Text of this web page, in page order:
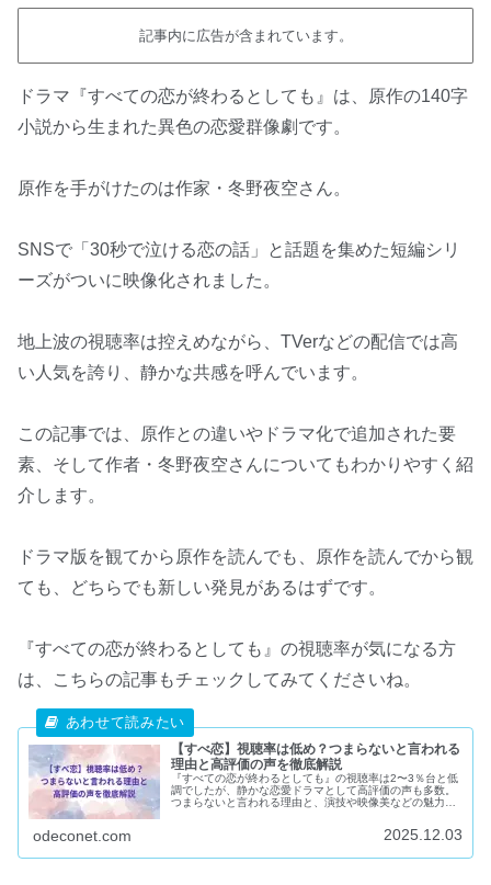
記事内に広告が含まれています。
ドラマ『すべての恋が終わるとしても』は、原作の140字
小説から生まれた異色の恋愛群像劇です。
原作を手がけたのは作家・冬野夜空さん。
SNSで「30秒で泣ける恋の話」と話題を集めた短編シリ
ーズがついに映像化されました。
地上波の視聴率は控えめながら、TVerなどの配信では高
い人気を誇り、静かな共感を呼んでいます。
この記事では、原作との違いやドラマ化で追加された要
素、そして作者・冬野夜空さんについてもわかりやすく紹
介します。
ドラマ版を観てから原作を読んでも、原作を読んでから観
ても、どちらでも新しい発見があるはずです。
『すべての恋が終わるとしても』の視聴率が気になる方
は、こちらの記事もチェックしてみてくださいね。
【すべ恋】視聴率は低め？つまらないと言われる
理由と高評価の声を徹底解説
『すべての恋が終わるとしても』の視聴率は2〜3％台と低
調でしたが、静かな恋愛ドラマとして高評価の声も多数。
つまらないと言われる理由と、演技や映像美などの魅力を
odeconet.com 2025.12.03